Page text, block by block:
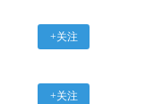
是我的错！
它了！抢
款车型SU7
+关注
+关注